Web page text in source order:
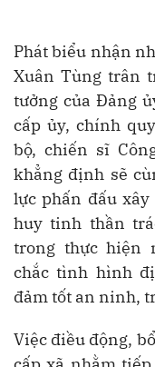
Phát biểu nhận
Xuân Tùng trân
tưởng của Đảng
cấp ủy, chính
bộ, chiến sĩ
khẳng định sẽ
lực phấn đấu
huy tinh thần
trong thực hiện
chắc tình hình
đảm tốt an ninh,
Việc điều động,